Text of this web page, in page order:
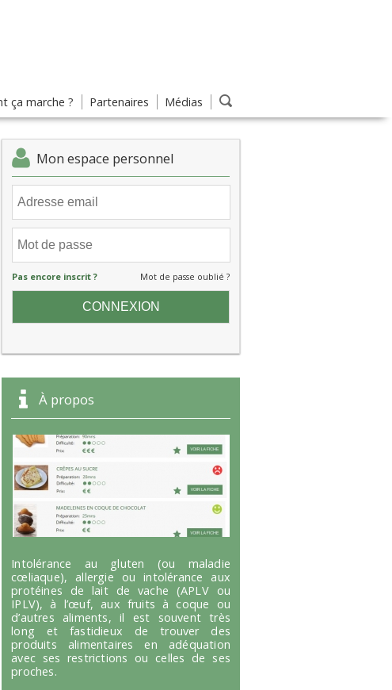
ça marche ? Partenaires Médias
Mon espace personnel
Pas encore inscrit ? Mot de passe oublié ?
À propos
Intolérance au gluten (ou maladie
cœliaque), allergie ou intolérance aux
protéines de lait de vache (APLV ou
IPLV), à l’œuf, aux fruits à coque ou
d’autres aliments, il est souvent très
long et fastidieux de trouver des
produits alimentaires en adéquation
avec ses restrictions ou celles de ses
proches.